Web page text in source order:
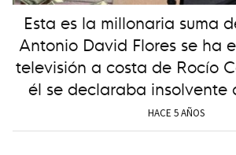
Esta es la millonaria suma
Antonio David Flores se ha
televisión a costa de Rocío
él se declaraba insolvente
HACE 5 AÑOS